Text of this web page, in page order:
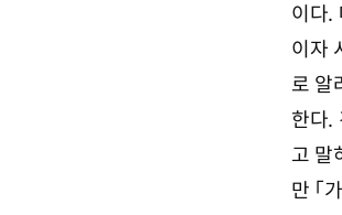
이다.
이자
로 알
한다.
고 말
만 「